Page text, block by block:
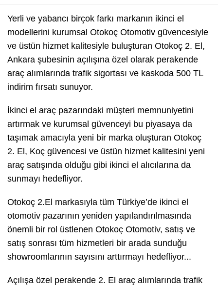
Yerli ve yabancı birçok farkı markanın ikinci el
modellerini kurumsal Otokoç Otomotiv güvencesiyle
ve üstün hizmet kalitesiyle buluşturan Otokoç 2. El,
Ankara şubesinin açılışına özel olarak perakende
araç alımlarında trafik sigortası ve kaskoda 500 TL
indirim fırsatı sunuyor.
İkinci el araç pazarındaki müşteri memnuniyetini
artırmak ve kurumsal güvenceyi bu piyasaya da
taşımak amacıyla yeni bir marka oluşturan Otokoç
2. El, Koç güvencesi ve üstün hizmet kalitesini yeni
araç satışında olduğu gibi ikinci el alıcılarına da
sunmayı hedefliyor.
Otokoç 2.El markasıyla tüm Türkiye’de ikinci el
otomotiv pazarının yeniden yapılandırılmasında
önemli bir rol üstlenen Otokoç Otomotiv, satış ve
satış sonrası tüm hizmetleri bir arada sunduğu
showroomlarının sayısını arttırmayı hedefliyor...
Açılışa özel perakende 2. El araç alımlarında trafik